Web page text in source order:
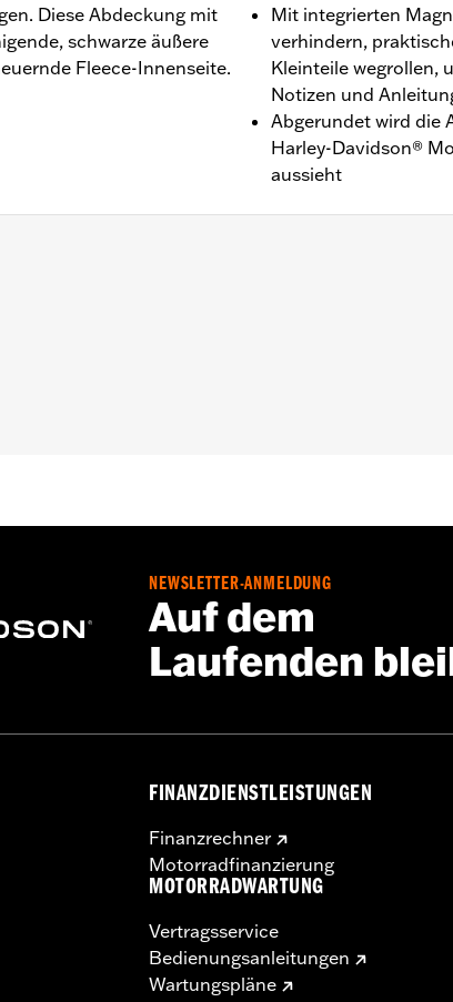
Diese Abdeckung mit
schwarze äußere
Fleece-Innenseite.
Mit integrierten
verhindern,
Kleinteile wegrollen,
Notizen und
Abgerundet wird die
Harley-Davidson®
aussieht
NEWSLETTER-ANMELDUNG
Auf dem
Laufenden
FINANZDIENSTLEISTUNGEN
Finanzrechner
Motorradfinanzierung
MOTORRADWARTUNG
Vertragsservice
Bedienungsanleitungen
Wartungspläne